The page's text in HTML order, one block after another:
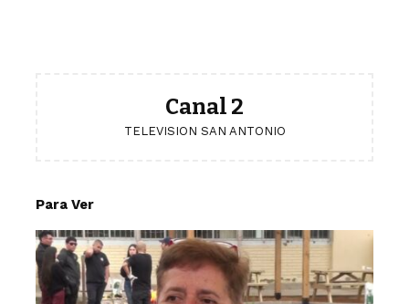
Canal 2
TELEVISION SAN ANTONIO
Para Ver